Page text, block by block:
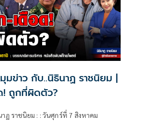
มข่าว กับ..นิธินาฏ ราชนิยม |
! ถูกที่ผิดตัว?
ฏ ราชนิยม : : วันศุกร์ที่ 7 สิงหาคม